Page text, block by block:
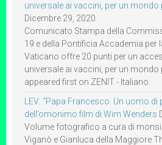
universale ai vaccini, per un mondo
Dicembre 29, 2020
Comunicato Stampa della
19 e della Pontificia Accademia per
Vaticano offre 20 punti per un
universale ai vaccini, per un mondo
appeared first on ZENIT - Italiano.
LEV: “Papa Francesco. Un uomo
dell’omonimo film di Wim Wenders
Volume fotografico a cura di
Viganò e Gianluca della Maggiore